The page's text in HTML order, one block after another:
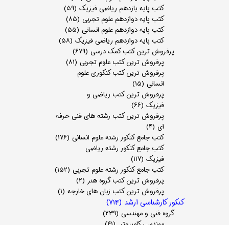
کتب پایه یازدهم ریاضی فیزیک (۵۹)
کتب پایه دوازدهم علوم تجربی (۸۵)
کتب پایه دوازدهم علوم انسانی (۵۵)
کتب پایه دوازدهم ریاضی فیزیک (۵۸)
پرفروش ترین کتب کمک درسی (۶۷۹)
پرفروش ترین کتب علوم تجربی (۸۱)
پرفروش ترین کتب کنکوری علوم
انسانی (۱۵)
پرفروش ترین کتب ریاضی و
فیزیک (۶۶)
پرفروش ترین کتب رشته های فنی حرفه
ای (۴)
کتب جامع کنکور رشته علوم انسانی (۱۷۶)
کتب جامع کنکور رشته ریاضی
فیزیک (۱۱۷)
کتب جامع کنکور رشته علوم تجربی (۱۵۲)
پرفروش ترین کتب گروه هنر (۲)
پرفروش ترین کتب زبان های خارجه (۱)
کنکور کارشناسی ارشد (۷۱۴)
گروه فنی و مهندسی (۲۳۹)